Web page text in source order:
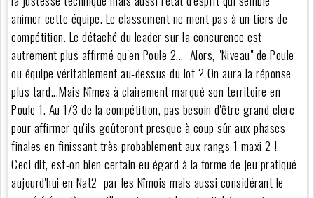
animer cette équipe. Le classement ne ment pas à un tiers de
compétition. Le détaché du leader sur la concurence est
autrement plus affirmé qu'en Poule 2... Alors, "Niveau" de Poule
ou équipe véritablement au-dessus du lot ? On aura la réponse
plus tard...Mais Nîmes à clairement marqué son territoire en
Poule 1. Au 1/3 de la compétition, pas besoin d'être grand clerc
pour affirmer qu'ils goûteront presque à coup sûr aux phases
finales en finissant très probablement aux rangs 1 maxi 2 !
Ceci dit, est-on bien certain eu égard à la forme de jeu pratiqué
aujourd'hui en Nat2 par les Nîmois mais aussi considérant le